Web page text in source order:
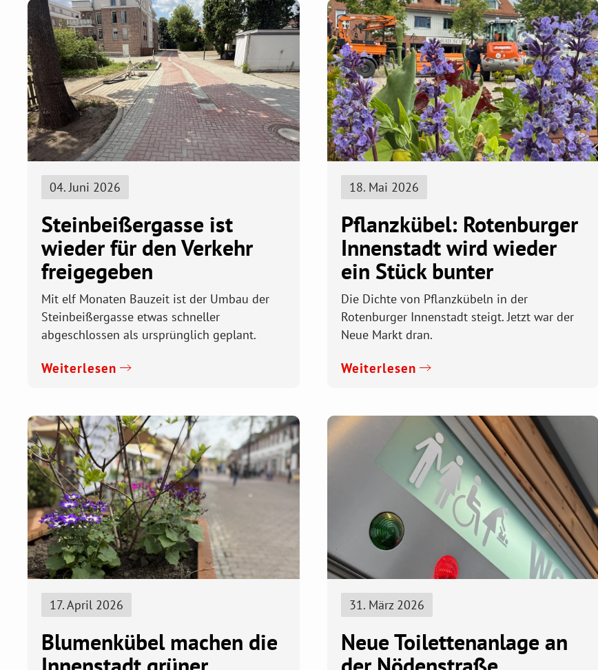
04. Juni 2026
Steinbeißergasse ist
wieder für den Verkehr
freigegeben
Mit elf Monaten Bauzeit ist der Umbau der
Steinbeißergasse etwas schneller
abgeschlossen als ursprünglich geplant.
Weiterlesen
18. Mai 2026
Pflanzkübel: Rotenburger
Innenstadt wird wieder
ein Stück bunter
Die Dichte von Pflanzkübeln in der
Rotenburger Innenstadt steigt. Jetzt war der
Neue Markt dran.
Weiterlesen
17. April 2026
Blumenkübel machen die
31. März 2026
Neue Toilettenanlage an